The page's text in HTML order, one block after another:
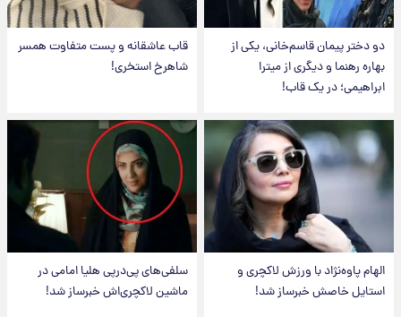
دو دختر پیمان قاسم‌خانی، یکی از
بهاره رهنما و دیگری از میترا
ابراهیمی؛ در یک قاب!
قاب عاشقانه و پست متفاوت همسر
شاهرخ استخری!
الهام پاوه‌نژاد با ورزش لاکچری و
استایل خاصش خبرساز شد!
سلفی‌های پی‌درپی هلیا امامی در
ماشین لاکچری‌اش خبرساز شد!